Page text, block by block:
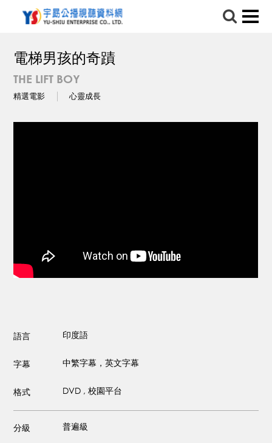
電梯男孩的奇蹟
THE LIFT BOY
精選電影 心靈成長
語言 印度語
字幕 中繁字幕，英文字幕
格式 DVD , 校園平台
分級 普遍級